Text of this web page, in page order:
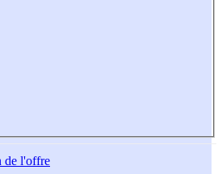
de l'offre